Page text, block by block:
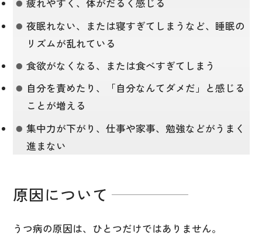
疲れやすく、体がだるく感じる
夜眠れない、または寝すぎてしまうなど、睡眠の
リズムが乱れている
食欲がなくなる、または食べすぎてしまう
自分を責めたり、「自分なんてダメだ」と感じる
ことが増える
集中力が下がり、仕事や家事、勉強などがうまく
進まない
原因について
うつ病の原因は、ひとつだけではありません。